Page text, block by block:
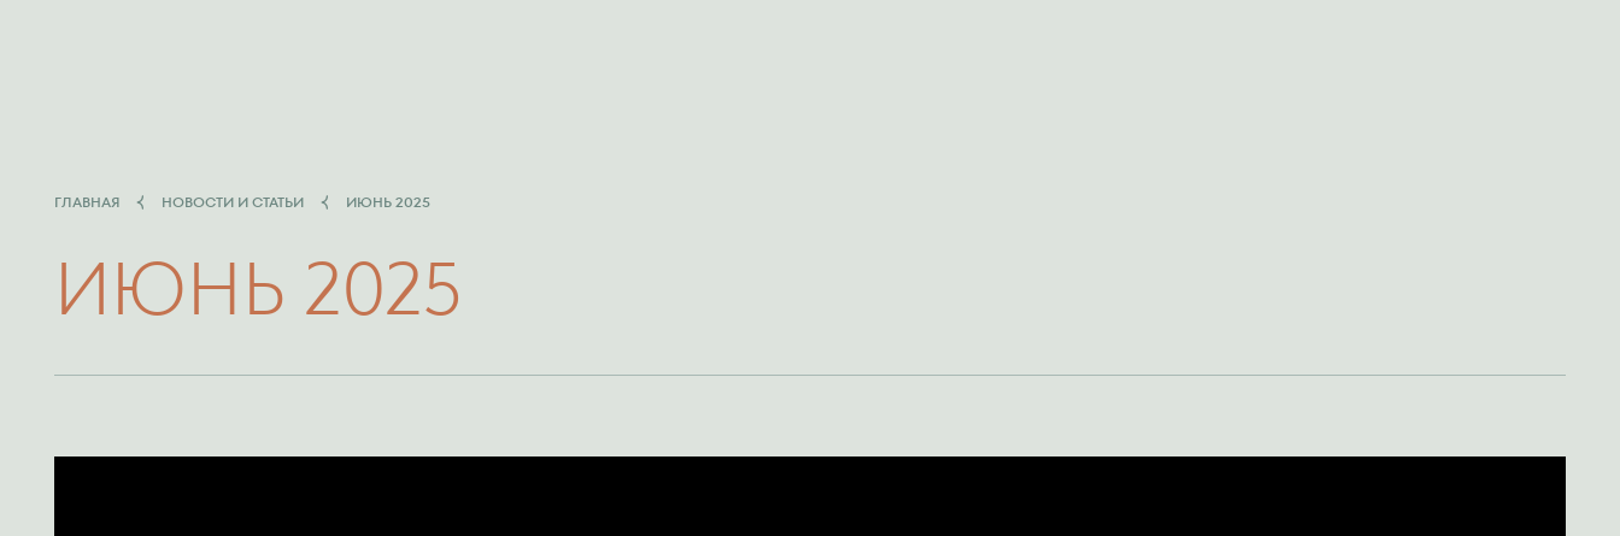
ГЛАВНАЯ НОВОСТИ И СТАТЬИ ИЮНЬ 2025
ИЮНЬ 2025